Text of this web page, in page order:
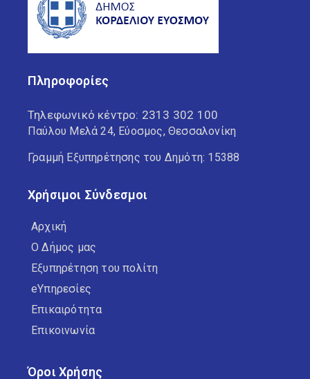
Πληροφορίες
Τηλεφωνικό κέντρο: 2313 302 100
Παύλου Μελά 24, Εύοσμος, Θεσσαλονίκη
Γραμμή Εξυπηρέτησης του Δημότη: 15388
Χρήσιμοι Σύνδεσμοι
Αρχική
Ο Δήμος μας
Εξυπηρέτηση του πολίτη
eΥπηρεσίες
Επικαιρότητα
Επικοινωνία
Όροι Χρήσης